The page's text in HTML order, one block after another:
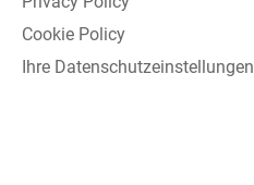
Cookie Policy
Ihre Datenschutzeinstellungen